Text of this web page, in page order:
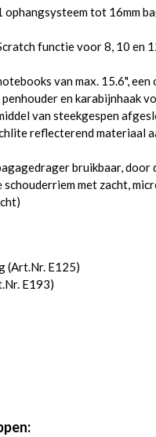
ophangsysteem tot 16mm
functie voor 8, 10 en
van max. 15.6",
en karabijnhaak
van steekgespen
reflecterend materiaal
bruikbaar,
met zacht,
(Art.Nr. E125)
E193)